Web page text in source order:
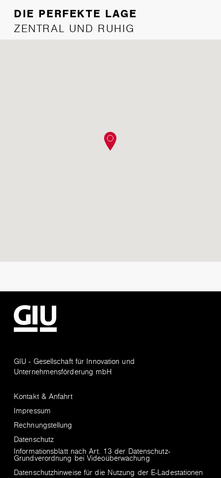
DIE PERFEKTE LAGE
ZENTRAL UND RUHIG
GIU - Gesellschaft für Innovation und
Unternehmensförderung mbH
Kontakt & Anfahrt
Impressum
Rechnungstellung
Datenschutz
Informationsblatt nach Art. 13 der Datenschutz-
Grundverordnung bei Videoüberwachung
Datenschutzhinweise für die Nutzung der E-Ladestationen